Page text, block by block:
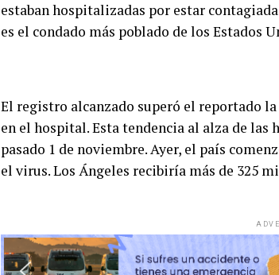
estaban hospitalizadas por estar
es el condado más poblado de los Estados
El registro alcanzado superó el reportado
en el hospital. Esta tendencia al alza de
pasado 1 de noviembre. Ayer, el país
el virus. Los Ángeles recibiría más de 325